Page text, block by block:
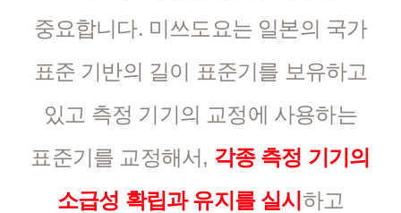
중요합니다. 미쓰도요는 일본의 국가
표준 기반의 길이 표준기를 보유하고
있고 측정 기기의 교정에 사용하는
표준기를 교정해서, 각종 측정 기기의
소급성 확립과 유지를 실시 하고